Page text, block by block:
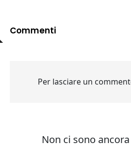
Commenti